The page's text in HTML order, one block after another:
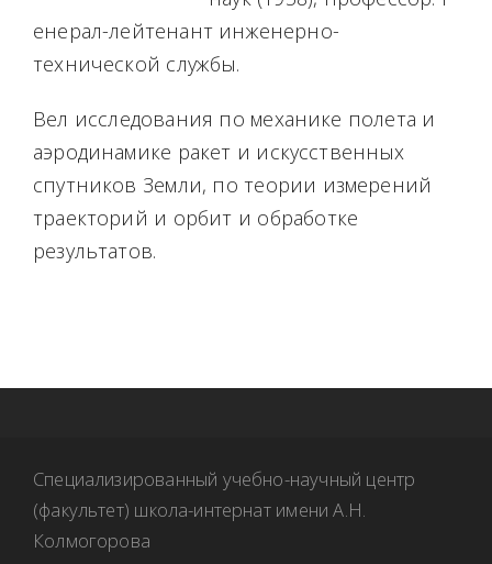
енерал-лейтенант инженерно-
технической службы.
Вел исследования по механике полета и
аэродинамике ракет и искусственных
спутников Земли, по теории измерений
траекторий и орбит и обработке
результатов.
Специализированный учебно-научный центр
(факультет) школа-интернат имени А.Н.
Колмогорова